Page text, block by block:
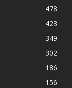
478
423
349
302
186
156